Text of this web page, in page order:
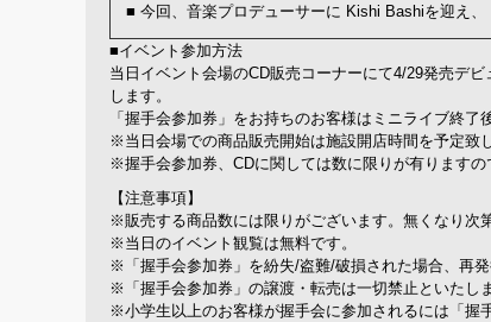
■ 今回、音楽プロデューサーに Kishi Bashiを迎え
■イベント参加方法
当日イベント会場のCD販売コーナーにて4/29発売デ
します。
「握手会参加券」をお持ちのお客様はミニライブ終了
※当日会場での商品販売開始は施設開店時間を予定致
※握手会参加券、CDに関しては数に限りが有りますの
【注意事項】
※販売する商品数には限りがございます。無くなり次
※当日のイベント観覧は無料です。
※「握手会参加券」を紛失/盗難/破損された場合、再
※「握手会参加券」の譲渡・転売は一切禁止といたし
※小学生以上のお客様が握手会に参加されるには「握